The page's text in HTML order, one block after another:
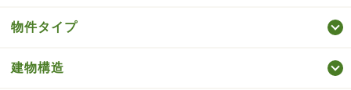
物件タイプ
建物構造